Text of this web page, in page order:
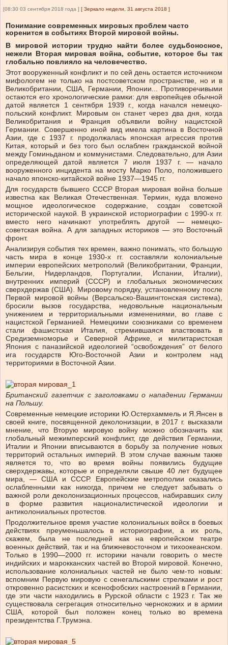
[08:30 03 сентября 2018 года ] [ Зеркало недели, 31 августа 2018 ]
Понимание современных мировых проблем часто
коренится в событиях Второй мировой войны.
В мировой истории трудно найти более судьбоносное,
нежели Вторая мировая война, событие, которое бы так
глобально повлияло на человечество.
Этот вооруженный конфликт и по сей день остается источником
мифологем не только на постсоветском пространстве, но и в
Великобритании, США, Германии, Японии... Противоречивыми
остаются его хронологические рамки: для европейцев обычной
датой является 1 сентября 1939 г., когда начался немецко-
польский конфликт. Мировым он станет через два дня, когда
Великобритания и Франция объявили войну нацистской
Германии. Совершенно иной вид имела картина в Восточной
Азии, где с 1937 г. продолжалась японская агрессия против
Китая, который и без того был ослаблен гражданской войной
между Гоминьданом и коммунистами. Следовательно, для Азии
определяющей датой является 7 июля 1937 г. — начало
вооруженного инцидента на мосту Марко Поло, положившего
начало японско-китайской войне 1937—1945 гг.
Для государств бывшего СССР Вторая мировая война больше
известна как Великая Отечественная. Термин, куда вложено
мощное идеологическое содержание, создан советской
исторической наукой. В украинской историографии с 1990-х гг.
вместо него начинают употреблять другой — немецко-
советская война. А для западных историков — это Восточный
фронт.
Анализируя события тех времен, важно понимать, что большую
часть мира в конце 1930-х гг. составляли колониальные
империи европейских метрополий (Великобритании, Франции,
Бельгии, Нидерландов, Португалии, Испании, Италии),
внутренних империй (СССР) и глобальных экономических
сверхдержав (США). Мировому порядку, установленному после
Первой мировой войны (Версальско-Вашингтонская система),
бросили вызов государства, недовольные национальным
унижением и территориальными изменениями, во главе с
нацистской Германией. Немецкими союзниками со временем
стали фашистская Италия, стремившаяся властвовать в
Средиземноморье и Северной Африке, и милитаристская
Япония с паназийской идеологией “освобождения” от белого
ига государств Юго-Восточной Азии и контролем над
территориями в Восточной Азии.
Британский газетчик с заголовками о нападении Германии
на Польшу.
Современные немецкие историки Ю.Остерхаммель и Я.Янсен в
своей книге, посвященной деколонизации, в 2017 г. высказали
мнение, что Вторую мировую войну можно обозначить как
глобальный межимперский конфликт, где действия Германии,
Италии и Японии вписываются в борьбу за получение новых
территорий остальных империй. В этом случае важным также
является то, что во время войны появились будущие
сверхдержавы, которые и определяли свыше 40 лет будущее
мира, — США и СССР. Европейские метрополии оказались
ослабленными как никогда, причем не следует забывать о
важной роли деколонизационных процессов, набиравших силу
в форме развития националистической идеологии и
антиколониальных протестов.
Продолжительное время участие колониальных войск в боевых
действиях преуменьшалось в историографии, а их роль,
скажем, была не последней как на европейском театре
военных действий, так и на ближневосточном и тихоокеанском.
Только в 1990—2000 гг. историки начали говорить о месте
индийских и марокканских частей во Второй мировой. Конечно,
использование колониальных частей не было чем-то новым:
вспомним Первую мировую с сенегальскими стрелками и рост
откровенно расистских и ксенофобских настроений в Германии,
где эти части находились в Рурской области с 1923 г. Так же
существовала сегрегация относительно чернокожих и в армии
США, которой был положен конец только во времена
президентства Г.Трумэна.